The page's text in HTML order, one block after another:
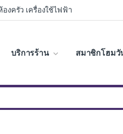
งครัว เครื่องใช้ไฟฟ้า
บริการร้าน สมาชิกโฮมวั